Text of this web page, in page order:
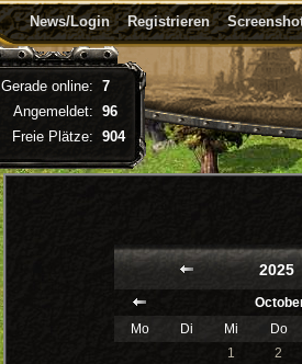
News/Login Registrieren
2025
Mo
Di Mi Do
1
2
Gerade online: 7
Angemeldet: 96
Freie Plätze: 904